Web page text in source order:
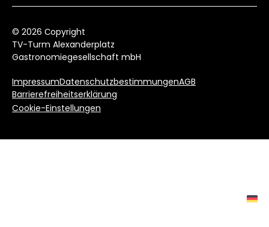
© 2026 Сopyright
TV-Turm Alexanderplatz
Gastronomiegesellschaft mbH
ImpressumDatenschutzbestimmungenAGB
Barrierefreiheitserklärung
Cookie-Einstellungen